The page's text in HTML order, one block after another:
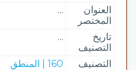
العنوان
المختصر
...
تاريخ
التصنيف
...
التصنيف
160 | المنطق